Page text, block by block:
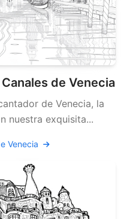
de Venecia
de Venecia, la
nuestra exquisita...
Venecia